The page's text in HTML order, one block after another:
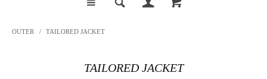
OUTER / TAILORED JACKET
TAILORED JACKET